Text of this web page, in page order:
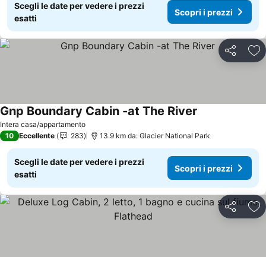
Scegli le date per vedere i prezzi
esatti
Scopri i prezzi
Condividi
Intera casa/appartamento
Gnp Boundary Cabin -at The River
10 Eccellente 283 13.9 km da: Glacier National Park
Scegli le date per vedere i prezzi
esatti
Scopri i prezzi
Condividi